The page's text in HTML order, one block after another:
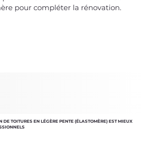
pour compléter la rénovation.
DE TOITURES EN LÉGÈRE PENTE (ÉLASTOMÈRE) EST MIEUX